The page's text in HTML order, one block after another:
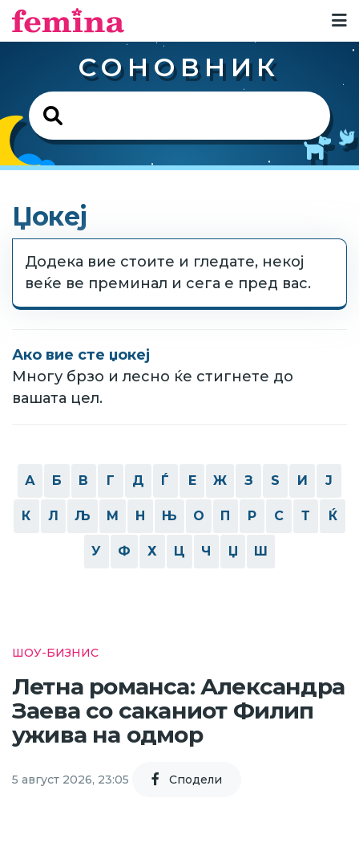
СОНОВНИК
Џокеј
Додека вие стоите и гледате, некој
веќе ве преминал и сега е пред вас.
Ако вие сте џокеј
Многу брзо и лесно ќе стигнете до
вашата цел.
А Б В Г Д Ѓ Е Ж З Ѕ И Ј
К Л Љ М Н Њ О П Р С Т Ќ
У Ф Х Ц Ч Џ Ш
ШОУ-БИЗНИС
Летна романса: Александра
Заева со саканиот Филип
ужива на одмор
5 август 2026, 23:05 Cподели